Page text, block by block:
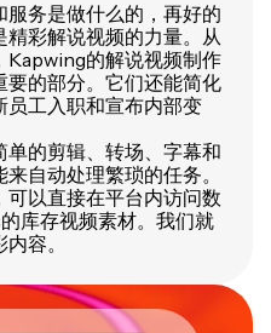
务是做什么的，再好的
彩解说视频的力量。从
Kapwing的解说视频制作
的部分。它们还能简化
员工入职和宣布内部变
的剪辑、转场、字幕和
自动处理繁琐的任务。
以直接在平台内访问数
库存视频素材。我们就
容。